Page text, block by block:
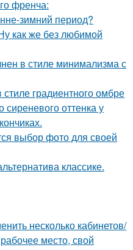
френча:
зимний период?
как же без любимой
в стиле минимализма с
градиентного омбре
оттенка у
выбор фото для своей
классике.
несколько кабинетов/
место, свой